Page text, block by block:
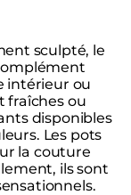
sculpté, le
intérieur ou
fraîches ou
disponibles
Les pots
la couture
ils sont